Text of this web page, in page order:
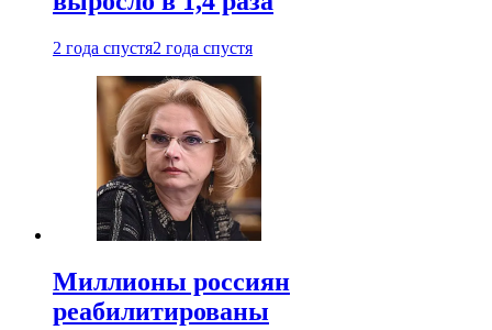
2 года спустя2 года спустя
Миллионы россиян
реабилитированы